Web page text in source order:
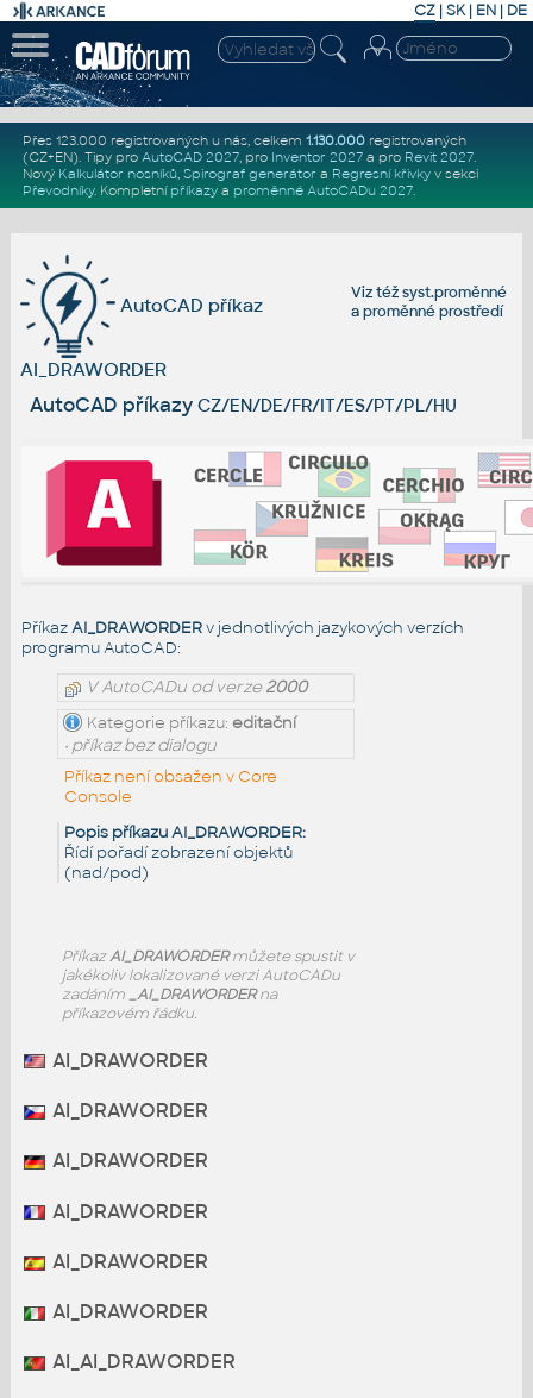
CZ | SK| EN | DE
Přes 123.000 registrovaných u nás, celkem 1.130.000registrovaných
(CZ+EN). Tipy pro AutoCAD 2027, pro Inventor 2027a pro Revit 2027.
Nový Kalkulátor nosníků, Spirograf generátor a Regresní křivkyv sekci
Převodníky. Kompletní příkazya proměnné AutoCADu 2027.
Viz téžsyst.proměnné
aproměnné prostředí
AutoCAD příkaz
AI_DRAWORDER
AutoCAD příkazy CZ/EN/DE/FR/IT/ES/PT/PL/HU
PříkazAI_DRAWORDERv jednotlivých jazykových verzích
programu AutoCAD:
V AutoCADu od verze2000
Kategorie příkazu: editační
• příkaz bez dialogu
Příkaz není obsažen v Core
Console
Popis příkazu AI_DRAWORDER:
Řídí pořadí zobrazení objektů
(nad/pod)
PříkazAI_DRAWORDERmůžete spustit v
jakékoliv lokalizované verzi AutoCADu
zadáním _AI_DRAWORDERna
příkazovém řádku.
AI_DRAWORDER
AI_DRAWORDER
AI_DRAWORDER
AI_DRAWORDER
AI_DRAWORDER
AI_DRAWORDER
AI_AI_DRAWORDER